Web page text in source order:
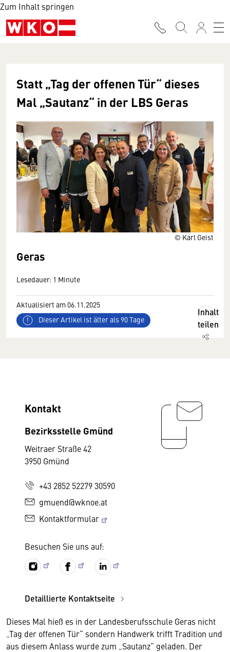
Zum Inhalt springen
© Karl Geist
Statt „Tag der offenen Tür“ dieses
Mal „Sautanz“ in der LBS Geras
Geras
Lesedauer: 1 Minute
Aktualisiert am 06.11.2025
Dieser Artikel ist älter als 90 Tage
Inhalt
teilen
Kontakt
Bezirksstelle Gmünd
Weitraer Straße 42
3950 Gmünd
+43 2852 52279 30590
gmuend@wknoe.at
Kontaktformular
Besuchen Sie uns auf:
Detaillierte Kontaktseite
Dieses Mal hieß es in der Landesberufsschule Geras nicht
„Tag der offenen Tür“ sondern Handwerk trifft Tradition und
aus diesem Anlass wurde zum „Sautanz“ geladen. Der